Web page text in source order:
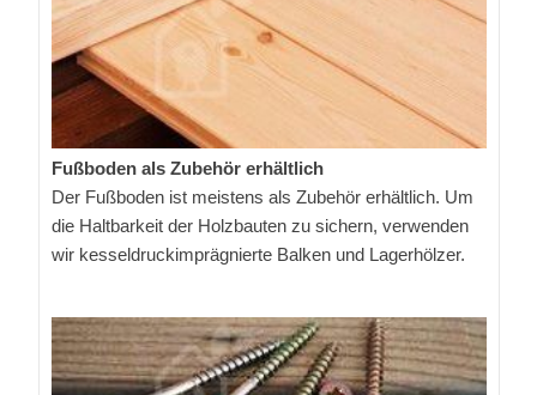
Fußboden als Zubehör erhältlich
Der Fußboden ist meistens als Zubehör erhältlich. Um
die Haltbarkeit der Holzbauten zu sichern, verwenden
wir kesseldruckimprägnierte Balken und Lagerhölzer.